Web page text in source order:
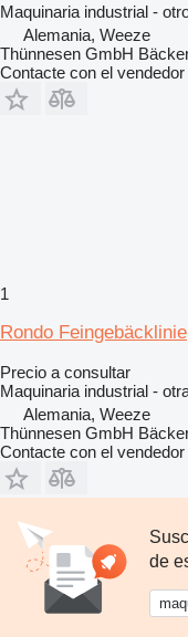
Maquinaria industrial -
Alemania, Weeze
Thünnesen GmbH
Contacte con el vendedor
1
Rondo Feingebäcklinie
Precio a consultar
Maquinaria industrial -
Alemania, Weeze
Thünnesen GmbH
Contacte con el vendedor
de